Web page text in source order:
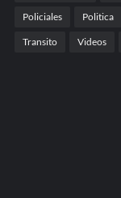
Policiales Politica
Transito Videos